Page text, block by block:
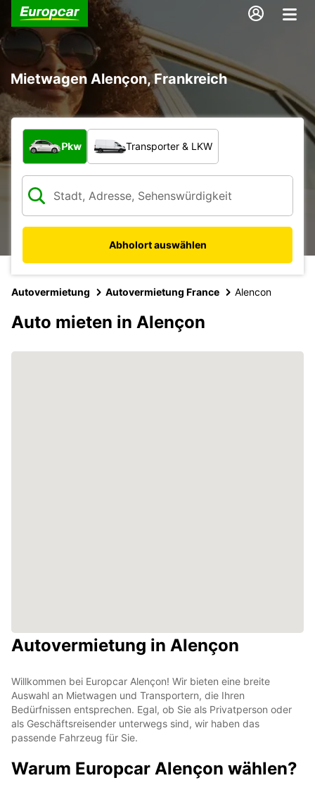
Mietwagen Alençon, Frankreich
Welche Art von Fahrzeug?
Pkw Transporter & LKW
Abholort auswählen
Autovermietung Autovermietung France Alencon
Auto mieten in Alençon
Autovermietung in Alençon
Willkommen bei Europcar Alençon! Wir bieten eine breite
Auswahl an Mietwagen und Transportern, die Ihren
Bedürfnissen entsprechen. Egal, ob Sie als Privatperson oder
als Geschäftsreisender unterwegs sind, wir haben das
passende Fahrzeug für Sie.
Warum Europcar Alençon wählen?